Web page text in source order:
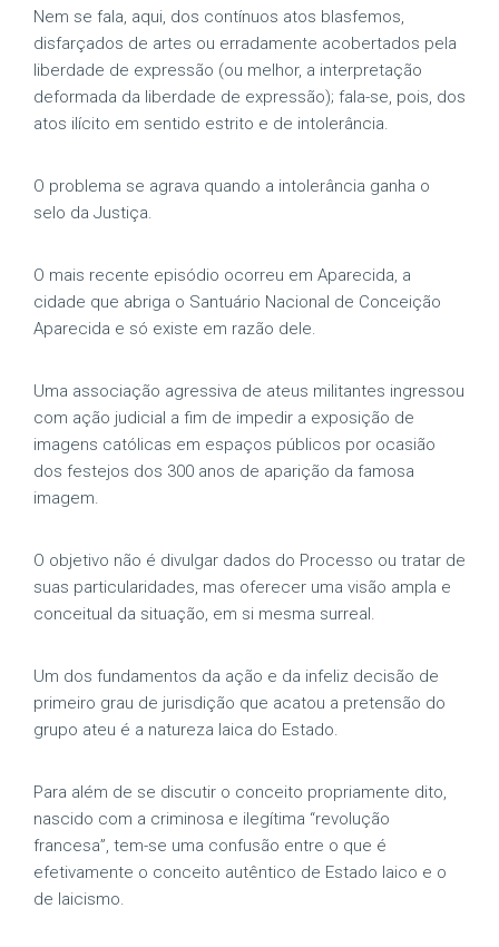
Nem se fala, aqui, dos contínuos atos blasfemos,
disfarçados de artes ou erradamente acobertados pela
liberdade de expressão (ou melhor, a interpretação
deformada da liberdade de expressão); fala-se, pois, dos
atos ilícito em sentido estrito e de intolerância.
O problema se agrava quando a intolerância ganha o
selo da Justiça.
O mais recente episódio ocorreu em Aparecida, a
cidade que abriga o Santuário Nacional de Conceição
Aparecida e só existe em razão dele.
Uma associação agressiva de ateus militantes ingressou
com ação judicial a fim de impedir a exposição de
imagens católicas em espaços públicos por ocasião
dos festejos dos 300 anos de aparição da famosa
imagem.
O objetivo não é divulgar dados do Processo ou tratar de
suas particularidades, mas oferecer uma visão ampla e
conceitual da situação, em si mesma surreal.
Um dos fundamentos da ação e da infeliz decisão de
primeiro grau de jurisdição que acatou a pretensão do
grupo ateu é a natureza laica do Estado.
Para além de se discutir o conceito propriamente dito,
nascido com a criminosa e ilegítima “revolução
francesa”, tem-se uma confusão entre o que é
efetivamente o conceito autêntico de Estado laico e o
de laicismo.